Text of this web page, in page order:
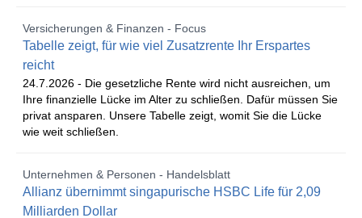
Versicherungen & Finanzen - Focus
Tabelle zeigt, für wie viel Zusatzrente Ihr Erspartes
reicht
24.7.2026 - Die gesetzliche Rente wird nicht ausreichen, um
Ihre finanzielle Lücke im Alter zu schließen. Dafür müssen Sie
privat ansparen. Unsere Tabelle zeigt, womit Sie die Lücke
wie weit schließen.
Unternehmen & Personen - Handelsblatt
Allianz übernimmt singapurische HSBC Life für 2,09
Milliarden Dollar